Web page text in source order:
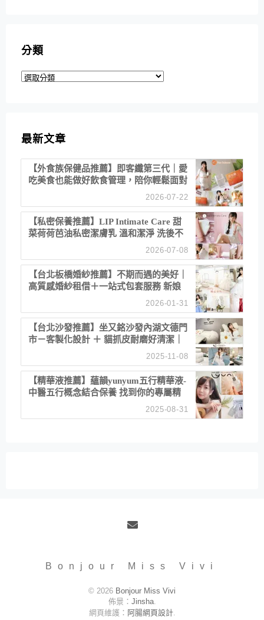
分類
分
最新文章
【外食族保健品推薦】即客纖第三代｜愛
吃美食也能做好飲食管理，陪你輕鬆面對
2026-07-22
【私密保養推薦】LIP Intimate Care 甜
菜荷荷芭油私密潔膚乳 溫和潔淨 洗後不
2026-07-08
【台北板橋婚紗推薦】不期而遇的美好｜
高質感婚紗租借＋一站式包套服務 新娘
2026-01-31
【台北沙發推薦】坐又銘沙發內湖文德門
市－客製化設計 ＋ 貓抓皮耐磨好清潔｜
直營直銷、價格透明 高CP值打造夢想
居家風格
2025-11-08
【精華液推薦】蘊韻yunyum五行精華液-
中醫五行概念結合保養 找到你的專屬精
華！ 水㊀土㊀就選「潤・賦精華」維持
肌膚剛剛好的平衡
2025-08-31
Bonjour Miss Vivi
© 2026 Bonjour Miss Vivi
佈景： Jinsha.
網頁維護： 阿腸網頁設計.